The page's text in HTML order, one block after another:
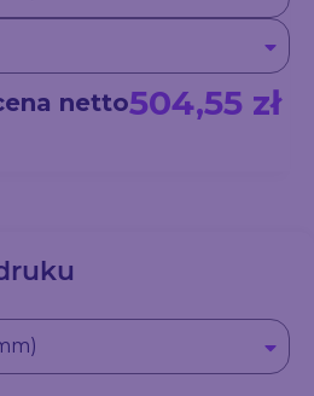
wzorach (np. 50 sztuk
z wzorem B), należy
zamówienia – każde po
netto504,55 zł